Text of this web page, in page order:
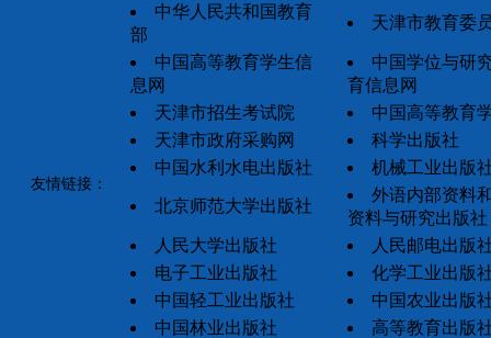
友情链接：
中华人民共和国教育
部
天津市教育委
中国高等教育学生信
息网
中国学位与研
育信息网
天津市招生考试院
中国高等教育
天津市政府采购网
科学出版社
中国水利水电出版社
机械工业出版
北京师范大学出版社
外语内部资料
资料与研究出版社
人民大学出版社
人民邮电出版
电子工业出版社
化学工业出版
中国轻工业出版社
中国农业出版
中国林业出版社
高等教育出版